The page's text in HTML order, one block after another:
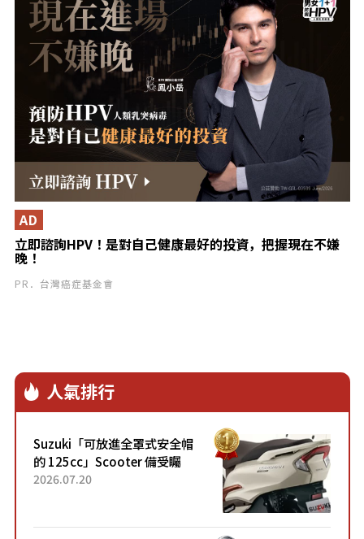
立即諮詢HPV！是對自己健康最好的投資，把握現在不嫌
晚！
AD
PR．台灣癌症基金會
人氣排行
Suzuki「可放進全罩式安全帽
的 125cc」Scooter 備受矚
目！採用全新流線設計與各項
2026.07.20